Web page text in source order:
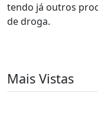
tendo já outros
de droga.
Mais Vistas